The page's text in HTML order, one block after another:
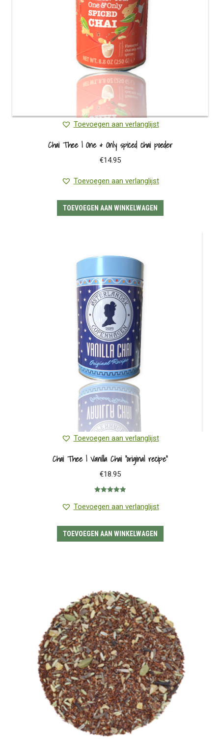
Toevoegen aan verlanglijst
Chai Thee | One & Only spiced chai poeder
€14.95
Toevoegen aan verlanglijst
TOEVOEGEN AAN WINKELWAGEN
Toevoegen aan verlanglijst
Chai Thee | Vanilla Chai “original recipe”
€18.95
5.00 uit 5
Toevoegen aan verlanglijst
TOEVOEGEN AAN WINKELWAGEN